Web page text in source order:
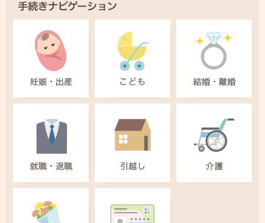
手続きナビゲーション